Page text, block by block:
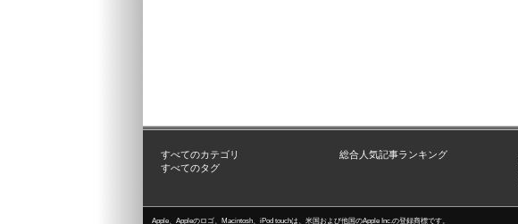
すべてのカテゴリ
すべてのタグ
総合人気記事ランキング
Apple、Appleのロゴ、Macintosh、iPod touchは、米国および他国のApple Inc.の登録商標です。